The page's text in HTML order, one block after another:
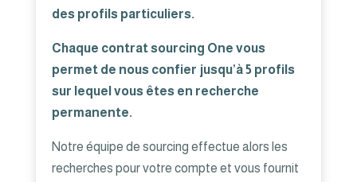
des profils particuliers.
Chaque contrat sourcing One vous
permet de nous confier jusqu’à 5 profils
sur lequel vous êtes en recherche
permanente.
Notre équipe de sourcing effectue alors les
recherches pour votre compte et vous fournit